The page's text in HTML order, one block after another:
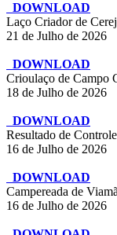
DOWNLOAD
Laço Criador de
21 de Julho de 2026
DOWNLOAD
Crioulaço de Campo
18 de Julho de 2026
DOWNLOAD
Resultado de
16 de Julho de 2026
DOWNLOAD
Campereada de
16 de Julho de 2026